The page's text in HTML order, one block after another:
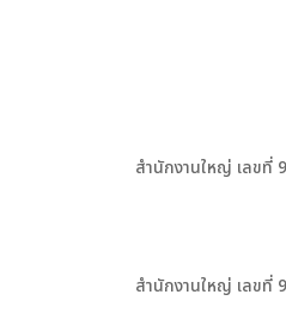
สำนักงานใหญ่ เลขที่
สำนักงานใหญ่ เลขที่